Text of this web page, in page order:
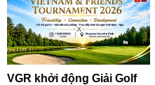
VGR khởi động Giải Golf